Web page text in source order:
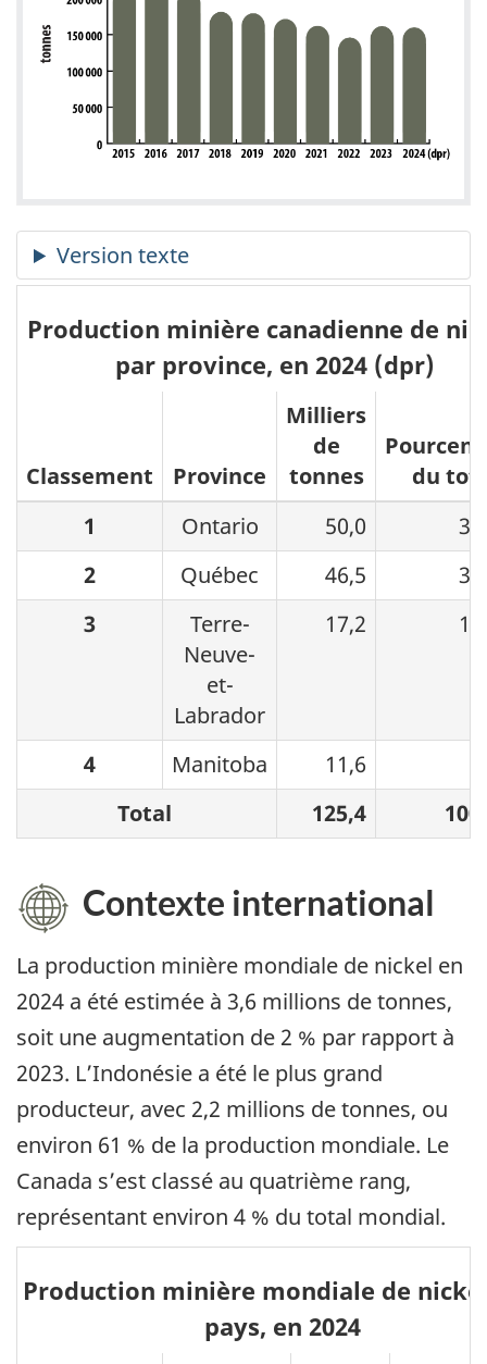
Production minière canadienne de
par province, en 2024 (dpr)
Classement Province
Milliers
de
tonnes
du
1
Ontario 50,0
2
Québec 46,5
3
Terre-
Neuve-
et-
Labrador
17,2
4 Manitoba 11,6
Total
125,4
Contexte international
La production minière mondiale de nickel en
2024 a été estimée à 3,6 millions de tonnes,
soit une augmentation de 2 % par rapport à
2023. L’Indonésie a été le plus grand
producteur, avec 2,2 millions de tonnes, ou
environ 61 % de la production mondiale. Le
Canada s’est classé au quatrième rang,
représentant environ 4 % du total mondial.
Production minière mondiale de
pays, en 2024